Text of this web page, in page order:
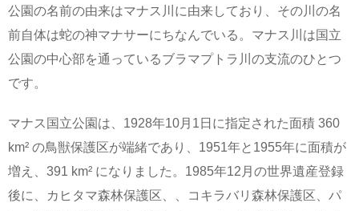
公園の名前の由来はマナス川に由来しており、その川の名
前自体は蛇の神マナサーにちなんでいる。マナス川は国立
公園の中心部を通っているブラマプトラ川の支流のひとつ
です。
マナス国立公園は、1928年10月1日に指定された面積 360
km² の鳥獣保護区が端緒であり、1951年と1955年に面積が
増え、391 km² になりました。1985年12月の世界遺産登録
後に、カヒタマ森林保護区、、コキラバリ森林保護区、パ